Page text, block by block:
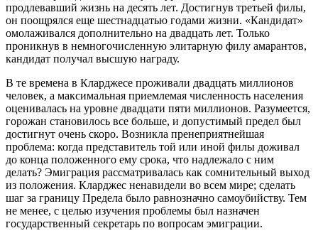
продлевавший жизнь на десять лет. Достигнув третьей филы,
он поощрялся еще шестнадцатью годами жизни. «Кандидат»
омолаживался дополнительно на двадцать лет. Только
проникнув в немногочисленную элитарную филу амарантов,
кандидат получал высшую награду.
В те времена в Кларджесе проживали двадцать миллионов
человек, а максимальная приемлемая численность населения
оценивалась на уровне двадцати пяти миллионов. Разумеется,
горожан становилось все больше, и допустимый предел был
достигнут очень скоро. Возникла пренеприятнейшая
проблема: когда представитель той или иной филы доживал
до конца положенного ему срока, что надлежало с ним
делать? Эмиграция рассматривалась как сомнительный выход
из положения. Кларджес ненавидели во всем мире; сделать
шаг за границу Предела было равнозначно самоубийству. Тем
не менее, с целью изучения проблемы был назначен
государственный секретарь по вопросам эмиграции.